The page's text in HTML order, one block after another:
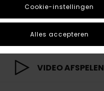
VIDEO AFSPELEN
Cookie-instellingen
Alles accepteren